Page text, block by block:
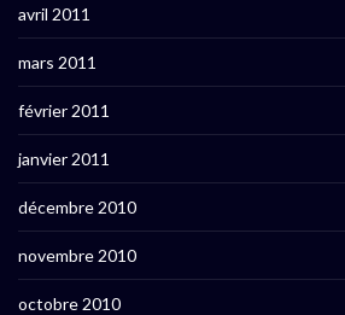
avril 2011
mars 2011
février 2011
janvier 2011
décembre 2010
novembre 2010
octobre 2010